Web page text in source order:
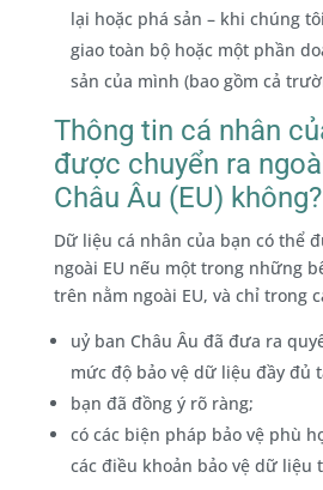
lại hoặc phá sản – khi chúng
giao toàn bộ hoặc một phần
sản của mình (bao gồm cả
Thông tin cá nhân
được chuyển ra
Châu Âu (EU) không?
Dữ liệu cá nhân của bạn có thể
ngoài EU nếu một trong những
trên nằm ngoài EU, và chỉ trong
uỷ ban Châu Âu đã đưa ra
mức độ bảo vệ dữ liệu đầy đủ
bạn đã đồng ý rõ ràng;
có các biện pháp bảo vệ phù
các điều khoản bảo vệ dữ liệu